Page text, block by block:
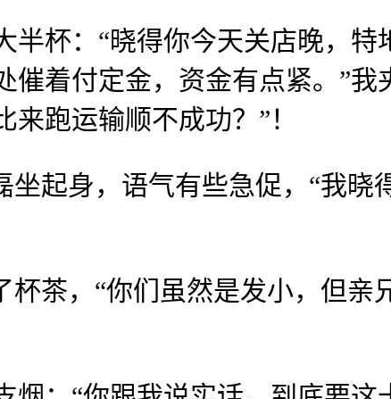
杯：“晓得你今天关店晚，特
着付定金，资金有点紧。”我
跑运输顺不成功？”！
身，语气有些急促，“我晓
茶，“你们虽然是发小，但亲